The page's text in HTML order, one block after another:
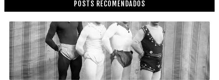
POSTS RECOMENDADOS